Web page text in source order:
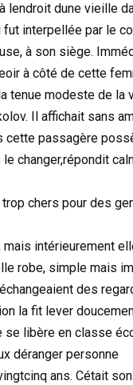
lendroit dune vieille
interpellée par le
à son siège.
à côté de cette
tenue modeste de
Il affichait sans
cette passagère
changer,répondit
chers pour des
intérieurement
robe, simple mais
des
la fit lever
se libère en classe
déranger personne
ans. Cétait